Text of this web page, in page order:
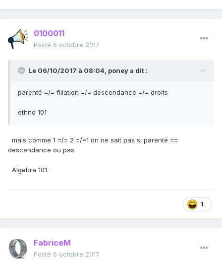
0100011
Posté 6 octobre 2017
Le 06/10/2017 à 08:04, poneya dit :
parenté =/= filiation =/= descendance =/= droits
ethno 101
mais comme 1 =/= 2 =/=1 on ne sait pas si parenté ==
descendance ou pas.
Algebra 101.
1
FabriceM
Posté 6 octobre 2017